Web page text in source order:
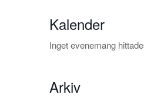
Kalender
Inget evenemang
Arkiv